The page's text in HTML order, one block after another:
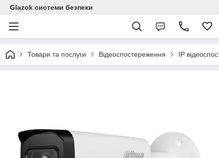
Glazok системи безпеки
Товари та послуги Відеоспостереження IP